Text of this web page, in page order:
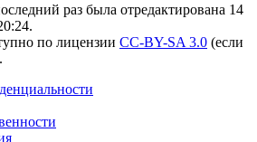
раз была отредактирована 14
по лицензии CC-BY-SA 3.0 (если